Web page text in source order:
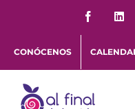
contenido
Facebook
CONÓCENOS